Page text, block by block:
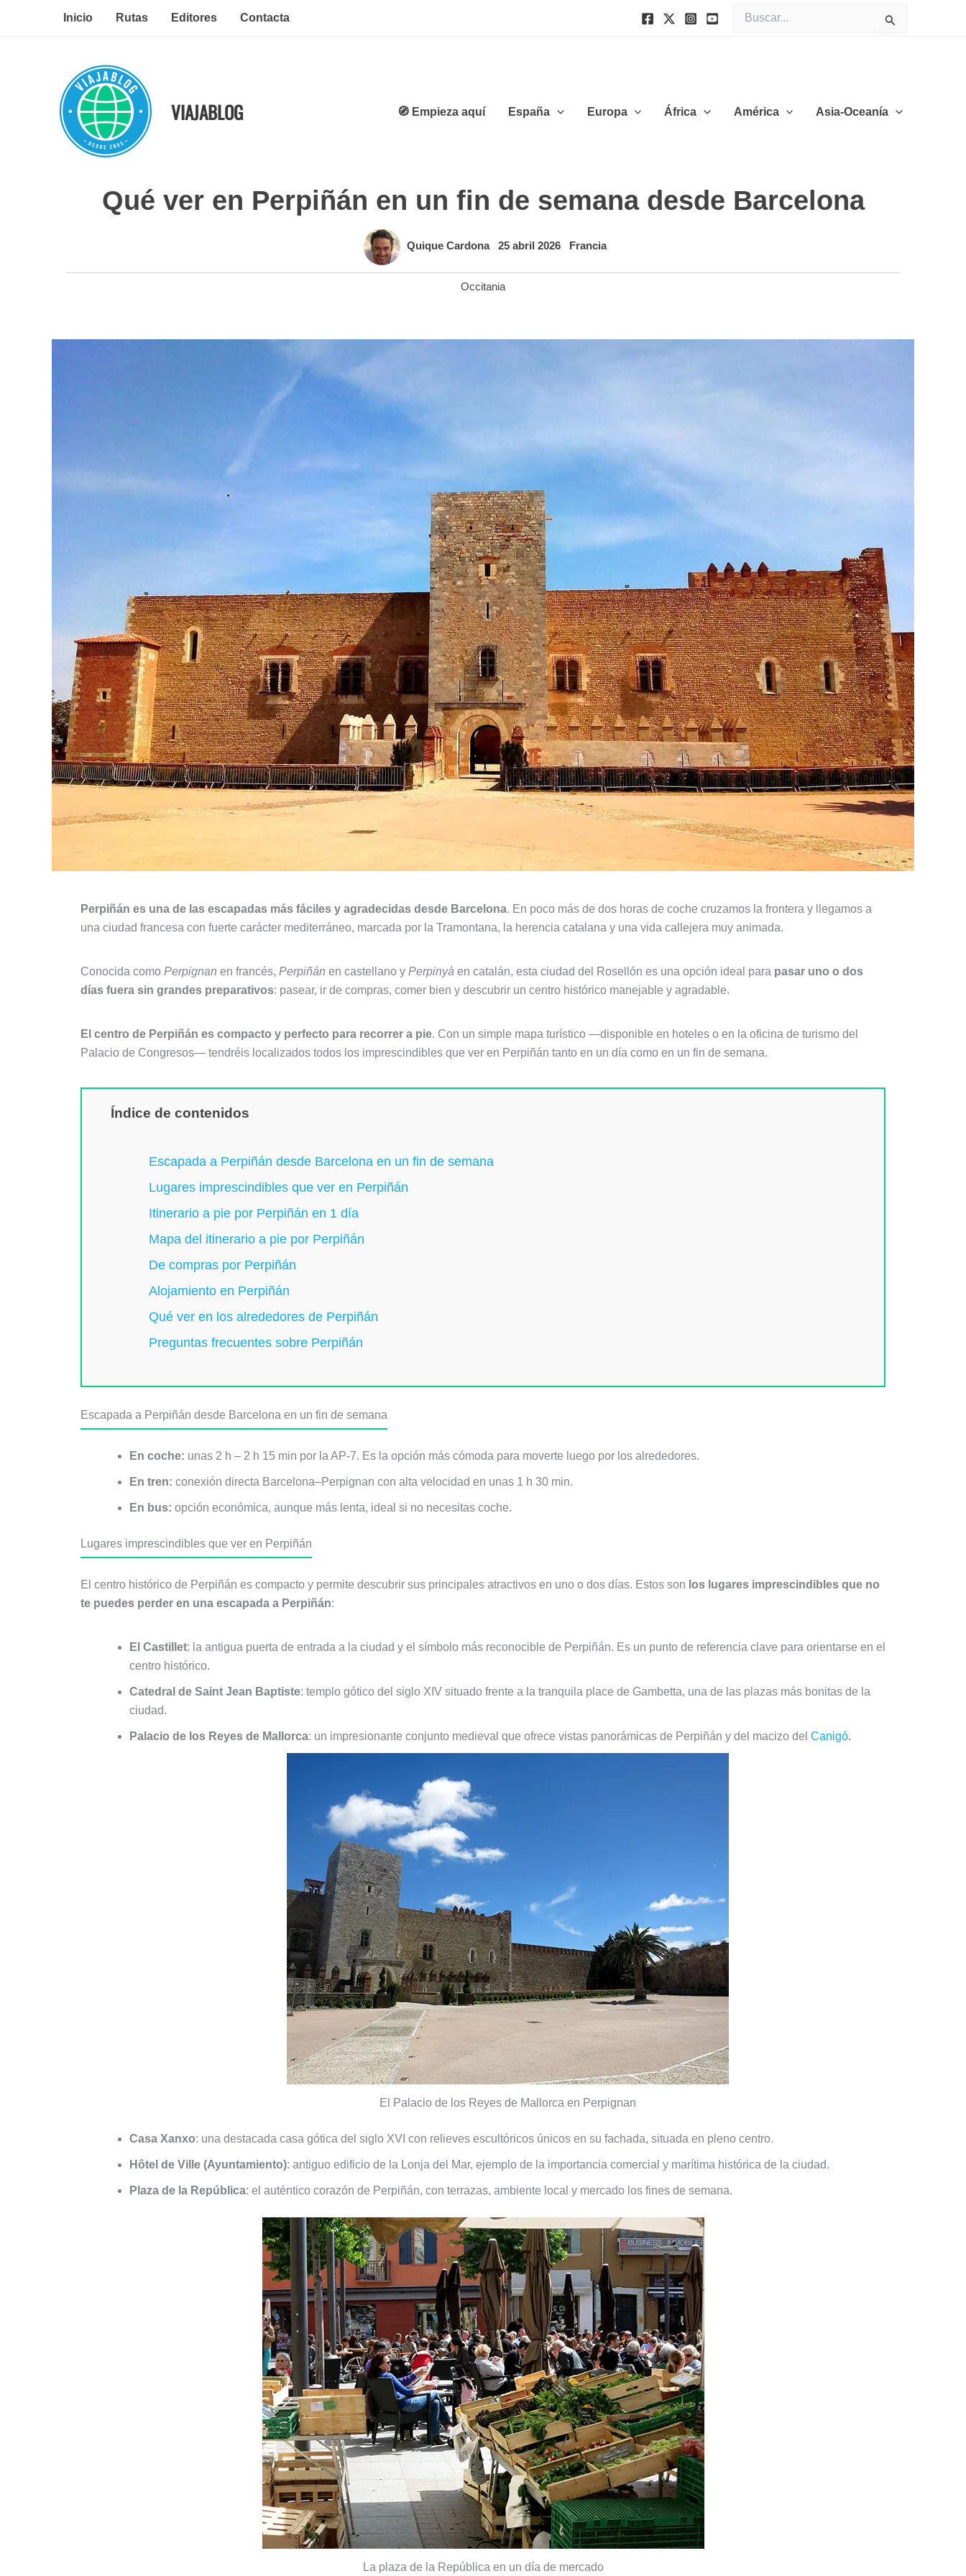
Inicio Rutas Editores Contacta
por:
VIAJABLOG 🧭 Empieza aquí España Europa África América Asia-Oceanía
Qué ver en Perpiñán en un fin de semana desde Barcelona
Quique Cardona 25 abril 2026 Francia
Occitania
Perpiñán es una de las escapadas más fáciles y agradecidas desde Barcelona. En poco más de dos horas de coche cruzamos la frontera y llegamos a
una ciudad francesa con fuerte carácter mediterráneo, marcada por la Tramontana, la herencia catalana y una vida callejera muy animada.
Conocida como Perpignan en francés, Perpiñán en castellano y Perpinyà en catalán, esta ciudad del Rosellón es una opción ideal para pasar uno o dos
días fuera sin grandes preparativos: pasear, ir de compras, comer bien y descubrir un centro histórico manejable y agradable.
El centro de Perpiñán es compacto y perfecto para recorrer a pie. Con un simple mapa turístico —disponible en hoteles o en la oficina de turismo del
Palacio de Congresos— tendréis localizados todos los imprescindibles que ver en Perpiñán tanto en un día como en un fin de semana.
Índice de contenidos
Escapada a Perpiñán desde Barcelona en un fin de semana
Lugares imprescindibles que ver en Perpiñán
Itinerario a pie por Perpiñán en 1 día
Mapa del itinerario a pie por Perpiñán
De compras por Perpiñán
Alojamiento en Perpiñán
Qué ver en los alrededores de Perpiñán
Preguntas frecuentes sobre Perpiñán
Escapada a Perpiñán desde Barcelona en un fin de semana
En coche: unas 2 h – 2 h 15 min por la AP-7. Es la opción más cómoda para moverte luego por los alrededores.
En tren: conexión directa Barcelona–Perpignan con alta velocidad en unas 1 h 30 min.
En bus: opción económica, aunque más lenta, ideal si no necesitas coche.
Lugares imprescindibles que ver en Perpiñán
El centro histórico de Perpiñán es compacto y permite descubrir sus principales atractivos en uno o dos días. Estos son los lugares imprescindibles que no
te puedes perder en una escapada a Perpiñán:
El Castillet: la antigua puerta de entrada a la ciudad y el símbolo más reconocible de Perpiñán. Es un punto de referencia clave para orientarse en el
centro histórico.
Catedral de Saint Jean Baptiste: templo gótico del siglo XIV situado frente a la tranquila place de Gambetta, una de las plazas más bonitas de la
ciudad.
Palacio de los Reyes de Mallorca: un impresionante conjunto medieval que ofrece vistas panorámicas de Perpiñán y del macizo del Canigó.
El Palacio de los Reyes de Mallorca en Perpignan
Casa Xanxo: una destacada casa gótica del siglo XVI con relieves escultóricos únicos en su fachada, situada en pleno centro.
Hôtel de Ville (Ayuntamiento): antiguo edificio de la Lonja del Mar, ejemplo de la importancia comercial y marítima histórica de la ciudad.
Plaza de la República: el auténtico corazón de Perpiñán, con terrazas, ambiente local y mercado los fines de semana.
La plaza de la República en un día de mercado